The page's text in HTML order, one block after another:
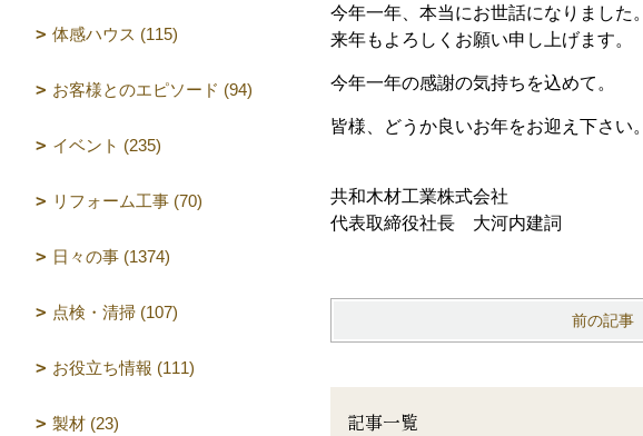
今年一年、本当にお世話になりました。
来年もよろしくお願い申し上げます。
今年一年の感謝の気持ちを込めて。
皆様、どうか良いお年をお迎え下さい。
共和木材工業株式会社
代表取締役社長 大河内建詞
前の記事
記事一覧
体感ハウス (115)
お客様とのエピソード (94)
イベント (235)
リフォーム工事 (70)
日々の事 (1374)
点検・清掃 (107)
お役立ち情報 (111)
製材 (23)